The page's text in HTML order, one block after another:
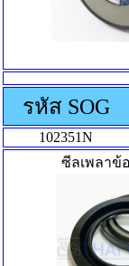
รหัส SOG
102351N
ซีลเพลาข้